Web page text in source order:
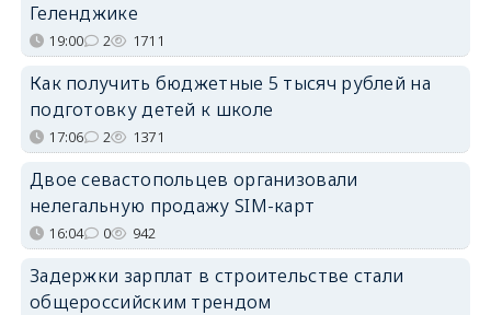
Геленджике
19:00 2 1711
Как получить бюджетные 5 тысяч рублей на
подготовку детей к школе
17:06 2 1371
Двое севастопольцев организовали
нелегальную продажу SIM-карт
16:04 0 942
Задержки зарплат в строительстве стали
общероссийским трендом